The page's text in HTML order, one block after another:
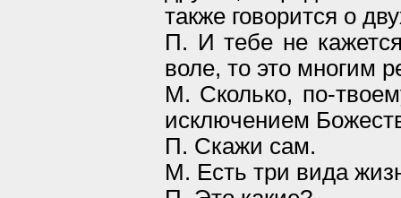
также говорится о
П. И тебе не
воле, то это многим
М. Сколько, по-
исключением
П. Скажи сам.
М. Есть три вида